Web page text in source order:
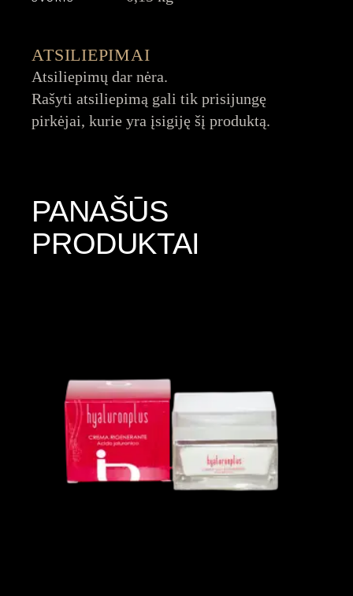
ATSILIEPIMAI
Atsiliepimų dar nėra.
Rašyti atsiliepimą gali tik prisijungę
pirkėjai, kurie yra įsigiję šį produktą.
PANAŠŪS
PRODUKTAI